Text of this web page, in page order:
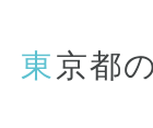
東京都の正社員の求人を絞り